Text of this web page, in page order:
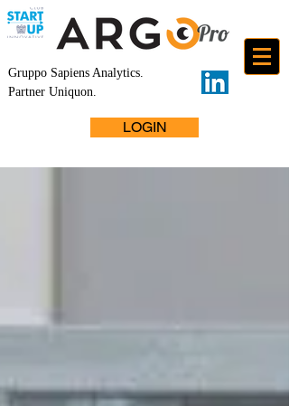
Gruppo Sapiens Analytics.
Partner Uniquon.
LOGIN